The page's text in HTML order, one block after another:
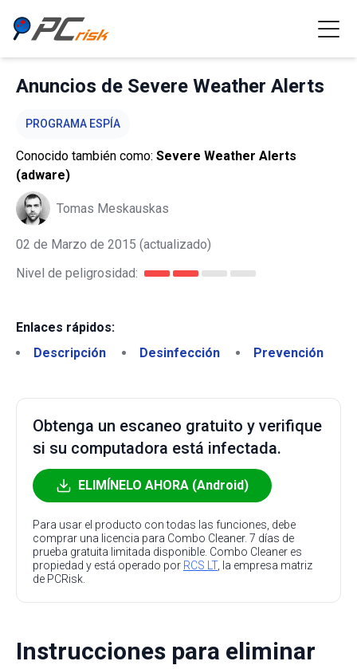
Anuncios de Severe Weather Alerts
PROGRAMA ESPÍA
Conocido también como: Severe Weather Alerts
(adware)
Tomas Meskauskas
02 de Marzo de 2015 (actualizado)
Nivel de peligrosidad:
Enlaces rápidos:
Descripción
Desinfección Prevención
Obtenga un escaneo gratuito y verifique
si su computadora está infectada.
ELIMÍNELO AHORA (Android)
Para usar el producto con todas las funciones, debe
comprar una licencia para Combo Cleaner. 7 días de
prueba gratuita limitada disponible. Combo Cleaner es
propiedad y está operado por RCS LT, la empresa matriz
de PCRisk.
Instrucciones para eliminar